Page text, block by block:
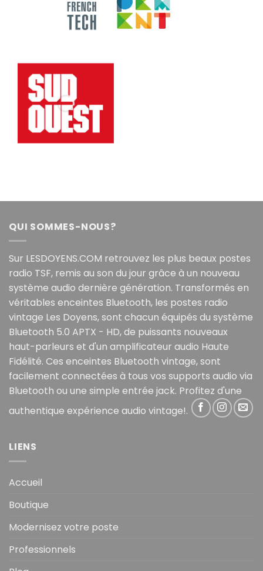
QUI SOMMES-NOUS?
Sur LESDOYENS.COM retrouvez les plus beaux postes
radio TSF, remis au son du jour grâce à un nouveau
système audio dernière génération. Transformés en
véritables enceintes Bluetooth, les postes radio
vintage Les Doyens, sont chacun équipés du système
Bluetooth 5.0 APTX - HD, de puissants nouveaux
haut-parleurs et d'un amplificateur audio Haute
Fidélité. Ces enceintes Bluetooth vintage, sont
facilement connectées à tous vos supports audio via
Bluetooth ou une simple entrée jack. Profitez d'une
authentique expérience audio vintage!.
LIENS
Accueil
Boutique
Modernisez votre poste
Professionnels